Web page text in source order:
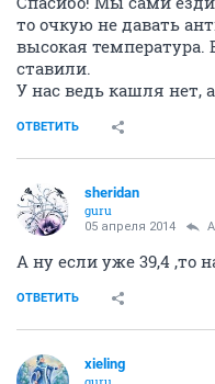
то очкую не давать
высокая температура.
ставили.
У нас ведь кашля нет,
ОТВЕТИТЬ
sheridan
guru
05 апреля 2014
А ну если уже 39,4 ,то
ОТВЕТИТЬ
xieling